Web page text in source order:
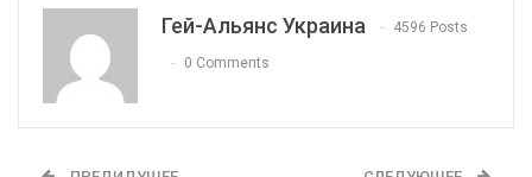
Гей-Альянс Украина 4596 Posts
0 Comments